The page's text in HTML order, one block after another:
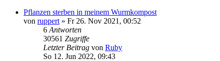
Pflanzen sterben in meinem Wurmkompost
von ruppert » Fr 26. Nov 2021, 00:52
6 Antworten
30561 Zugriffe
Letzter Beitrag von Ruby
So 12. Jun 2022, 09:43